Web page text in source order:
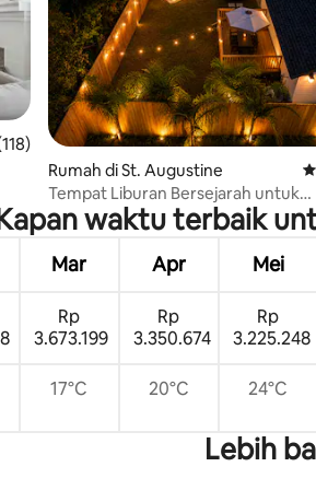
rata 4,99 dari 5, 118 ulasan
Rumah di St. Augustine
Tempat Liburan Bersejarah untuk
Pasangan | 4 Pengalaman Unik
waktu terbaik
Mar Apr Mei
Rp
3.673.199
Rp
3.350.674
Rp
3.225.248
17°C 20°C 24°C
Lebih